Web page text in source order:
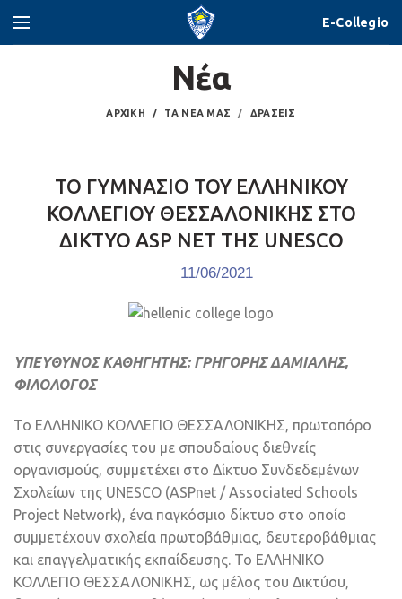
E-Collegio
Νέα
ΑΡΧΙΚΉ ΤΑ ΝΈΑ ΜΑΣ ΔΡΆΣΕΙΣ
ΤΟ ΓΥΜΝΑΣΙΟ ΤΟΥ ΕΛΛΗΝΙΚΟΥ
ΚΟΛΛΕΓΙΟΥ ΘΕΣΣΑΛΟΝΙΚΗΣ ΣΤΟ
ΔΙΚΤΥΟ ASP NET ΤΗΣ UNESCO
11/06/2021
ΥΠΕΥΘΥΝΟΣ ΚΑΘΗΓΗΤΗΣ: ΓΡΗΓΟΡΗΣ ΔΑΜΙΑΛΗΣ,
ΦΙΛΟΛΟΓΟΣ
Το ΕΛΛΗΝΙΚΟ ΚΟΛΛΕΓΙΟ ΘΕΣΣΑΛΟΝΙΚΗΣ, πρωτοπόρο
στις συνεργασίες του με σπουδαίους διεθνείς
οργανισμούς, συμμετέχει στο Δίκτυο Συνδεδεμένων
Σχολείων της UNESCO (ASPnet / Associated Schools
Project Network), ένα παγκόσμιο δίκτυο στο οποίο
συμμετέχουν σχολεία πρωτοβάθμιας, δευτεροβάθμιας
και επαγγελματικής εκπαίδευσης. Το ΕΛΛΗΝΙΚΟ
ΚΟΛΛΕΓΙΟ ΘΕΣΣΑΛΟΝΙΚΗΣ, ως μέλος του Δικτύου,